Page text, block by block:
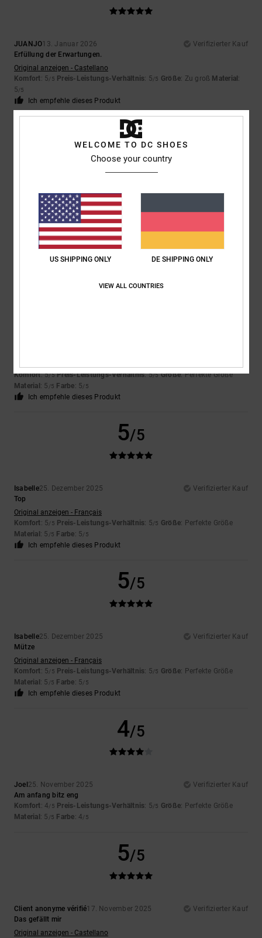
JUANJO13. Januar 2026
Verifizierter Kauf
Erfüllung der Erwartungen.
Original anzeigen - Castellano
Komfort: 5/5 Preis-Leistungs-Verhältnis: 5/5 Größe: Zu groß Material :
5/5
Ich empfehle dieses Produkt
5/5
JUANJO13. Januar 2026
Verifizierter Kauf
Erfüllung der Erwartungen.
Original anzeigen - Castellano
Komfort: 5/5 Preis-Leistungs-Verhältnis
Farbe: 5/5
Ich empfehle dieses Produkt
5/5
Komfort: 5/5 Preis-Leistungs-Verhältnis: 5/5 Größe: Perfekte Größe
Material : 5 /5 Farbe: 5/5
Ich empfehle dieses Produkt
5/5
Isabelle25. Dezember 2025
Verifizierter Kauf
Top
Original anzeigen - Français
Komfort: 5/5 Preis-Leistungs-Verhältnis: 5/5 Größe: Perfekte Größe
Material : 5 /5 Farbe: 5/5
Ich empfehle dieses Produkt
5/5
Isabelle25. Dezember 2025
Verifizierter Kauf
Mütze
Original anzeigen - Français
Komfort: 5/5 Preis-Leistungs-Verhältnis: 5/5 Größe: Perfekte Größe
Material : 5 /5 Farbe: 5/5
Ich empfehle dieses Produkt
4/5
Joel 25. November 2025
Verifizierter Kauf
Am anfang bitz eng
Komfort: 4/5 Preis-Leistungs-Verhältnis: 5/5 Größe: Perfekte Größe
Material : 5 /5 Farbe: 4/5
5/5
Client anonyme vérifié17. November 2025
Verifizierter Kauf
Das gefällt mir
Original anzeigen - Castellano
WELCOME TO DC SHOES
Choose your country
US SHIPPING ONLY DE SHIPPING ONLY
VIEW ALL COUNTRIES